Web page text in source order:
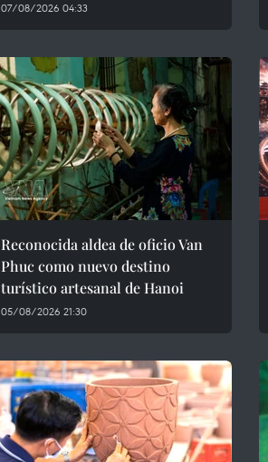
07/08/2026 04:33
Reconocida aldea de oficio Van
Phuc como nuevo destino
turístico artesanal de Hanoi
05/08/2026 21:30